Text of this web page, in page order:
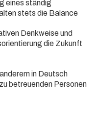
eines ständig
stets die Balance
Denkweise und
die Zukunft
in Deutsch
betreuenden Personen